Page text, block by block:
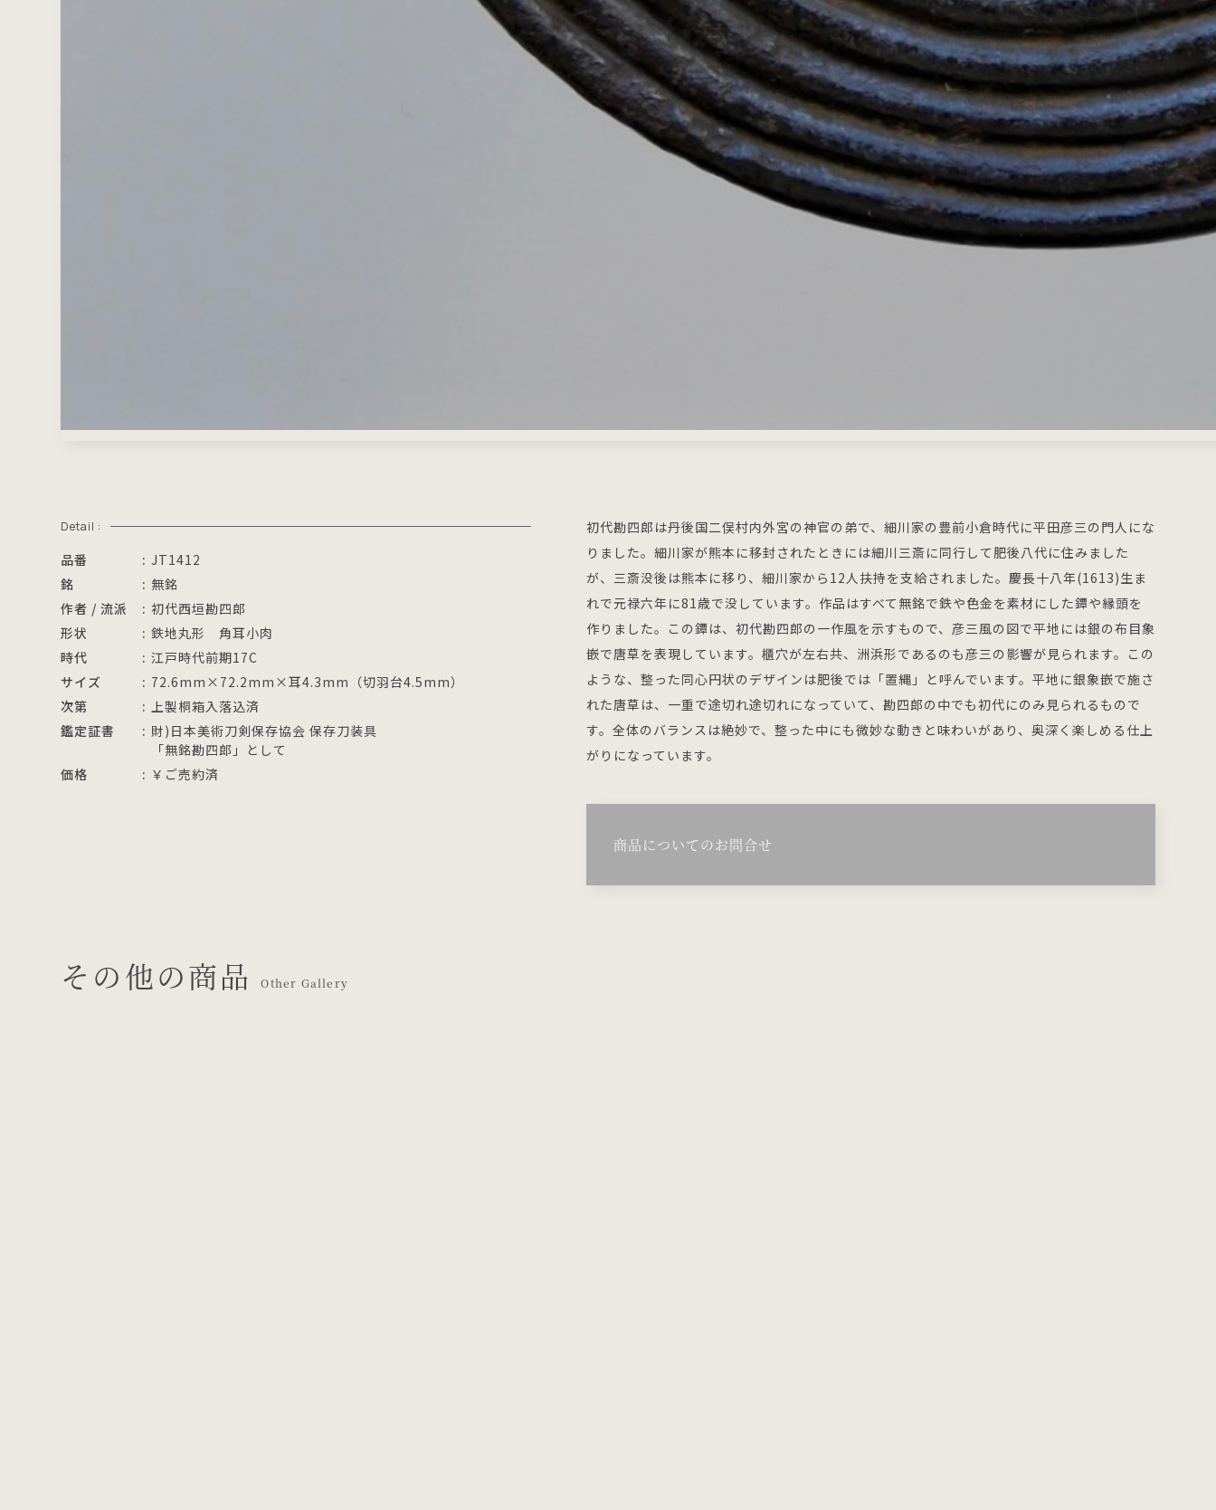
Detail :
品番
JT1412
銘
無銘
作者 / 流派
初代西垣勘四郎
形状
鉄地丸形 角耳小肉
時代
江戸時代前期17C
サイズ
72.6mm×72.2mm×耳4.3mm（切羽台4.5mm）
次第
上製桐箱入落込済
鑑定証書
財)日本美術刀剣保存協会 保存刀装具
「無銘勘四郎」として
価格
￥ご売約済
初代勘四郎は丹後国二俣村内外宮の神官の弟で、細川家の豊前小倉時代に平田彦三の門人にな
りました。細川家が熊本に移封されたときには細川三斎に同行して肥後八代に住みました
が、三斎没後は熊本に移り、細川家から12人扶持を支給されました。慶長十八年(1613)生ま
れで元禄六年に81歳で没しています。作品はすべて無銘で鉄や色金を素材にした鐔や縁頭を
作りました。この鐔は、初代勘四郎の一作風を示すもので、彦三風の図で平地には銀の布目象
嵌で唐草を表現しています。櫃穴が左右共、洲浜形であるのも彦三の影響が見られます。この
ような、整った同心円状のデザインは肥後では「置縄」と呼んでいます。平地に銀象嵌で施さ
れた唐草は、一重で途切れ途切れになっていて、勘四郎の中でも初代にのみ見られるもので
す。全体のバランスは絶妙で、整った中にも微妙な動きと味わいがあり、奥深く楽しめる仕上
がりになっています。
商品についてのお問合せ
その他の商品 Other Gallery